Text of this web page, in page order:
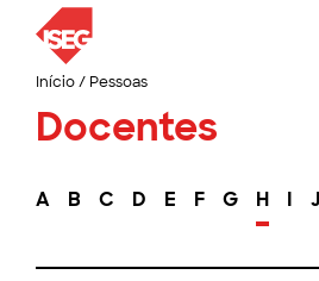
Início/ Pessoas
Docentes
A B C D E F G H I J